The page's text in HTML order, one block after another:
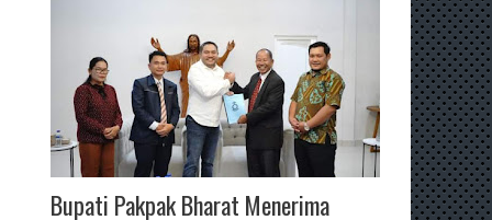
Bupati Pakpak Bharat Menerima